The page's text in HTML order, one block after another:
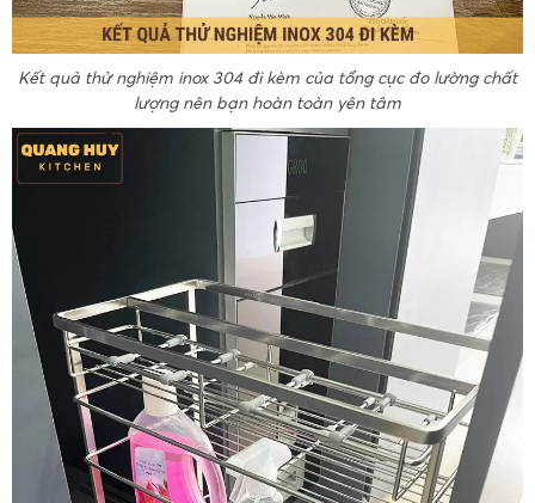
Kết quả thử nghiệm inox 304 đi kèm của tổng cục đo lường chất
lượng nên bạn hoàn toàn yên tâm